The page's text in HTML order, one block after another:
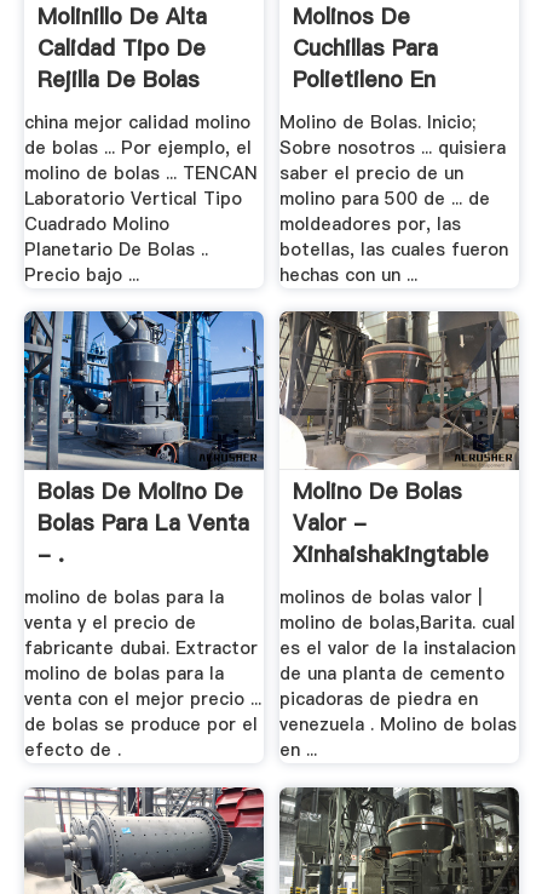
Molinillo De Alta
Calidad Tipo De
Rejilla De Bolas
china mejor calidad molino
de bolas ... Por ejemplo, el
molino de bolas ... TENCAN
Laboratorio Vertical Tipo
Cuadrado Molino
Planetario De Bolas ..
Precio bajo ...
Molinos De
Cuchillas Para
Polietileno En
Colombia .
Molino de Bolas. Inicio;
Sobre nosotros ... quisiera
saber el precio de un
molino para 500 de ... de
moldeadores por, las
botellas, las cuales fueron
hechas con un ...
Bolas De Molino De
Bolas Para La Venta
- .
molino de bolas para la
venta y el precio de
fabricante dubai. Extractor
molino de bolas para la
venta con el mejor precio ...
de bolas se produce por el
efecto de .
Molino De Bolas
Valor -
Xinhaishakingtable
molinos de bolas valor |
molino de bolas,Barita. cual
es el valor de la instalacion
de una planta de cemento
picadoras de piedra en
venezuela . Molino de bolas
en ...